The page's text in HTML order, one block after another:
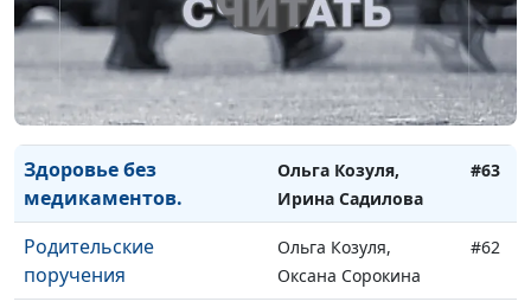
Преимущества
вегетарианства
Ольга Козуля, Ирина
Садилова
#65
Вегетарианство. Почему
мы его выбираем?
Ольга Козуля, Ирина
Садилова
#64
Здоровье без
медикаментов.
Ольга Козуля,
Ирина Садилова
#63
Родительские
поручения
Ольга Козуля,
Оксана Сорокина
#62